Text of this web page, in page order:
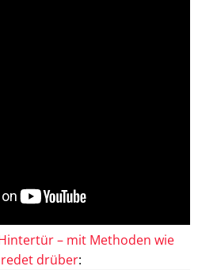
– mit Methoden wie
drüber: